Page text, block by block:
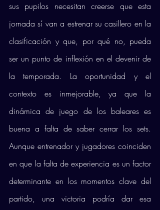
sus pupilos necesitan creerse que esta
jornada sí van a estrenar su casillero en la
clasificación y que, por qué no, pueda
ser un punto de inflexión en el devenir de
la temporada. La oportunidad y el
contexto es inmejorable, ya que la
dinámica de juego de los baleares es
buena a falta de saber cerrar los sets.
Aunque entrenador y jugadores coinciden
en que la falta de experiencia es un factor
determinante en los momentos clave del
partido, una victoria podría dar esa